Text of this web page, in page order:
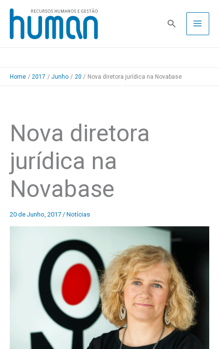
Skip
content
Pesquisa
Home 2017 Junho 20 Nova diretora jurídica na Novabase
Nova diretora
jurídica na
Novabase
20 de Junho, 2017 / Notícias